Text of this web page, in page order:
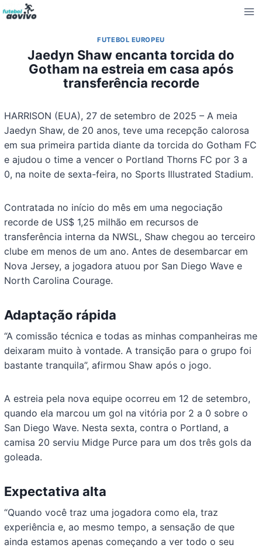
Pular
para
Conteúdo
FUTEBOL EUROPEU
Jaedyn Shaw encanta torcida do
Gotham na estreia em casa após
transferência recorde
HARRISON (EUA), 27 de setembro de 2025 – A meia
Jaedyn Shaw, de 20 anos, teve uma recepção calorosa
em sua primeira partida diante da torcida do Gotham FC
e ajudou o time a vencer o Portland Thorns FC por 3 a
0, na noite de sexta-feira, no Sports Illustrated Stadium.
Contratada no início do mês em uma negociação
recorde de US$ 1,25 milhão em recursos de
transferência interna da NWSL, Shaw chegou ao terceiro
clube em menos de um ano. Antes de desembarcar em
Nova Jersey, a jogadora atuou por San Diego Wave e
North Carolina Courage.
Adaptação rápida
“A comissão técnica e todas as minhas companheiras me
deixaram muito à vontade. A transição para o grupo foi
bastante tranquila”, afirmou Shaw após o jogo.
A estreia pela nova equipe ocorreu em 12 de setembro,
quando ela marcou um gol na vitória por 2 a 0 sobre o
San Diego Wave. Nesta sexta, contra o Portland, a
camisa 20 serviu Midge Purce para um dos três gols da
goleada.
Expectativa alta
“Quando você traz uma jogadora como ela, traz
experiência e, ao mesmo tempo, a sensação de que
ainda estamos apenas começando a ver todo o seu